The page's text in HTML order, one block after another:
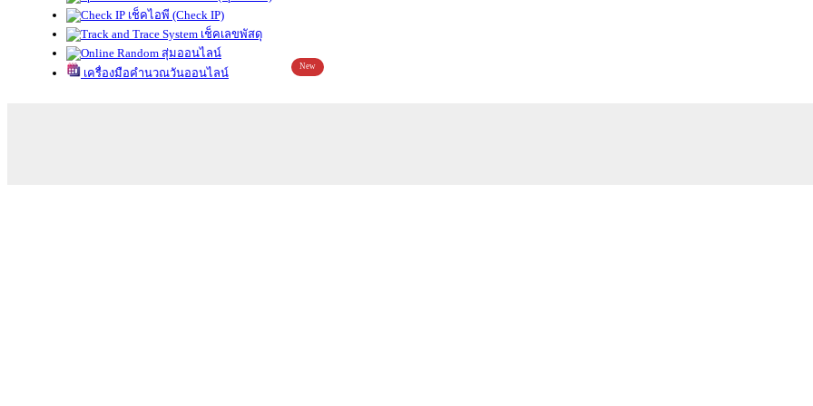
เช็คไอพี (Check IP)
เช็คเลขพัสดุ
สุ่มออนไลน์
เครื่องมือคำนวณวันออนไลน์
New